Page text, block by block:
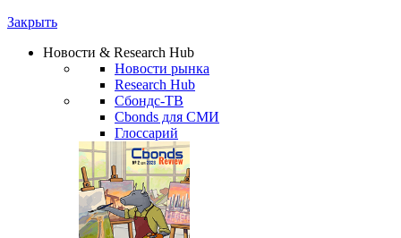
Закрыть
Новости & Research Hub
Новости рынка
Research Hub
Сбондс-ТВ
Cbonds для СМИ
Глоссарий